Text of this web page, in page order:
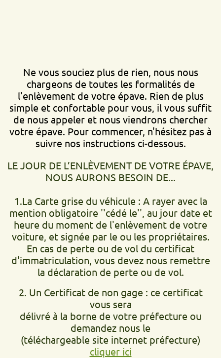
Ne vous souciez plus de rien, nous nous
chargeons de toutes les formalités de
l'enlèvement de votre épave. Rien de plus
simple et confortable pour vous, il vous suffit
de nous appeler et nous viendrons chercher
votre épave. Pour commencer, n'hésitez pas à
suivre nos instructions ci-dessous.
LE JOUR DE L’ENLÈVEMENT DE VOTRE ÉPAVE,
NOUS AURONS BESOIN DE...
1.La Carte grise du véhicule : A rayer avec la
mention obligatoire ''cédé le'', au jour date et
heure du moment de l'enlèvement de votre
voiture, et signée par le ou les propriétaires.
En cas de perte ou de vol du certificat
d'immatriculation, vous devez nous remettre
la déclaration de perte ou de vol.
2. Un Certificat de non gage : ce certificat
vous sera
délivré à la borne de votre préfecture ou
demandez nous le
(téléchargeable site internet préfecture)
cliquer ici